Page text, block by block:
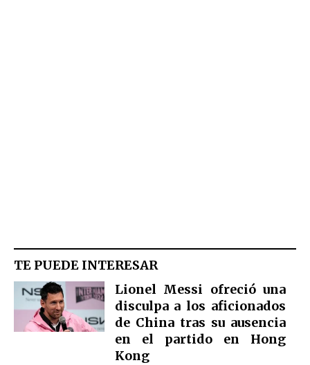
TE PUEDE INTERESAR
Lionel Messi ofreció una
disculpa a los aficionados
de China tras su ausencia
en el partido en Hong
Kong